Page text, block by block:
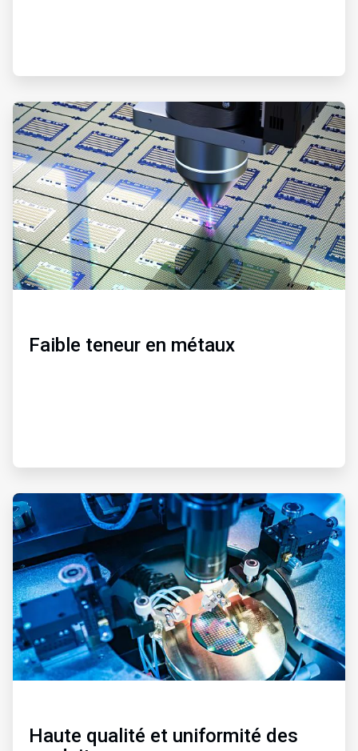
ArticleTile
2
de
3
Faible teneur en métaux
ArticleTile
3
de
3
Haute qualité et uniformité des